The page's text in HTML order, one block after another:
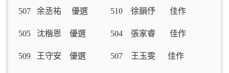
507 余丞祐 優選 510 徐韻伃 佳作
505 沈楷恩 優選 504 張家睿 佳作
509 王守安 優選 507 王玉雯 佳作